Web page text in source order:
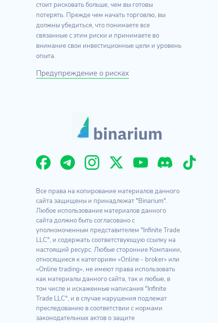
стоит рисковать больше, чем вы готовы
потерять. Прежде чем начать торговлю, вы
должны убедиться, что понимаете все
связанные с этим риски и принимаете во
внимание свои инвестиционные цели и уровень
опыта.
Предупреждение о рисках
Все права на копирование материалов данного
сайта защищены и принадлежат "Binarium".
Любое использование материалов данного
сайта должно быть согласовано с
уполномоченным представителем "Infinite Trade
LLC", и содержать соответствующую ссылку на
настоящий ресурс. Любые сторонние Компании,
относящиеся к категориям «Online - broker» или
«Online trading», не имеют права использовать
как материалы данного сайта, так и любые, в
том числе и искаженные написания "Infinite
Trade LLC", и в случае нарушения подлежат
преследованию в соответствии с нормами
законодательных актов о защите